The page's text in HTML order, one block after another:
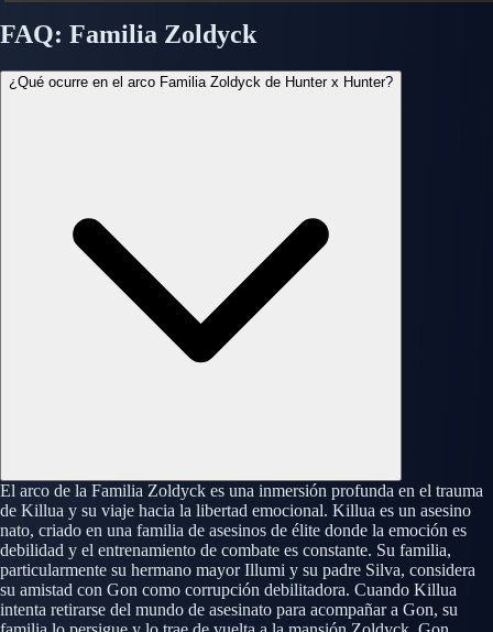
FAQ: Familia Zoldyck
¿Qué ocurre en el arco Familia Zoldyck de Hunter x Hunter?
El arco de la Familia Zoldyck es una inmersión profunda en el trauma
de Killua y su viaje hacia la libertad emocional. Killua es un asesino
nato, criado en una familia de asesinos de élite donde la emoción es
debilidad y el entrenamiento de combate es constante. Su familia,
particularmente su hermano mayor Illumi y su padre Silva, considera
su amistad con Gon como corrupción debilitadora. Cuando Killua
intenta retirarse del mundo de asesinato para acompañar a Gon, su